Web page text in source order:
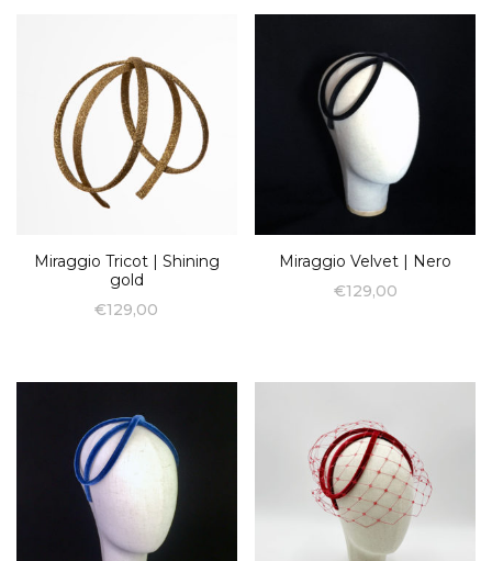
Miraggio Tricot | Shining
gold
€129,00
Miraggio Velvet | Nero
€129,00